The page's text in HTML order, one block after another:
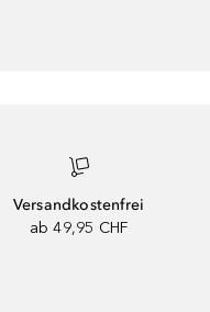
Versandkostenfrei
ab 49,95 CHF